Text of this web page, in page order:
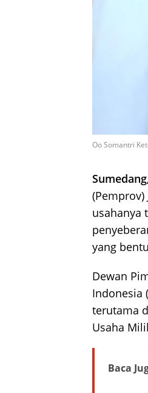
Oo Somantri
(Pemprov)
usahanya
yang
Dewan
Indonesia (
terutama
Usaha
Baca